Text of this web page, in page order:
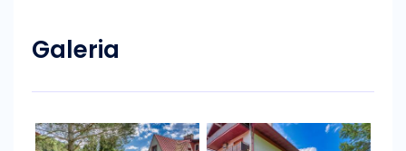
Galeria